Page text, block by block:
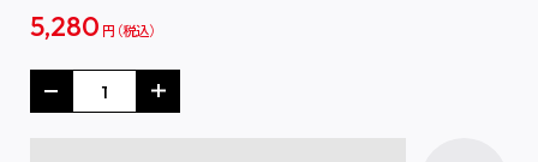
5,280 円